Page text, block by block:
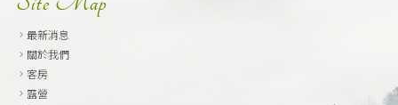
最新消息
關於我們
客房
露營